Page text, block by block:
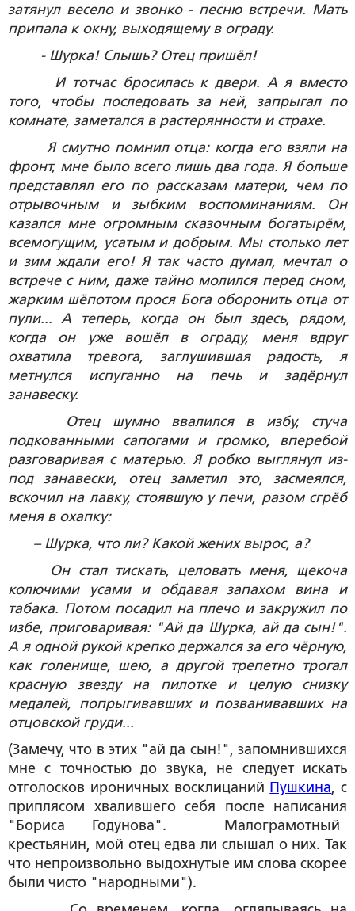
затянул весело и звонко - песню встречи. Мать
припала к окну, выходящему в ограду.
- Шурка! Слышь? Отец пришёл!
И тотчас бросилась к двери. А я вместо
того, чтобы последовать за ней, запрыгал по
комнате, заметался в растерянности и страхе.
Я смутно помнил отца: когда его взяли на
фронт, мне было всего лишь два года. Я больше
представлял его по рассказам матери, чем по
отрывочным и зыбким воспоминаниям. Он
казался мне огромным сказочным богатырём,
всемогущим, усатым и добрым. Мы столько лет
и зим ждали его! Я так часто думал, мечтал о
встрече с ним, даже тайно молился перед сном,
жарким шёпотом прося Бога оборонить отца от
пули... А теперь, когда он был здесь,
рядом,
когда он уже вошёл в ограду, меня вдруг
охватила тревога, заглушившая радость, я
метнулся испуганно на печь и задёрнул
занавеску.
Отец шумно ввалился в избу, стуча
подкованными сапогами и громко, вперебой
разговаривая с матерью. Я робко выглянул из-
под занавески, отец заметил это, засмеялся,
вскочил на лавку, стоявшую у печи, разом сгрёб
меня в охапку:
– Шурка, что ли? Какой жених вырос, а?
Он стал тискать, целовать меня, щекоча
колючими усами и обдавая запахом вина и
табака. Потом посадил на плечо и закружил по
избе, приговаривая: "Ай да Шурка, ай да сын!".
А я одной рукой крепко держался за его чёрную,
как голенище, шею, а другой трепетно трогал
красную звезду на пилотке и целую снизку
медалей, попрыгивавших и позванивавших на
отцовской груди...
(Замечу, что в этих "ай да сын!", запомнившихся
мне с точностью до звука, не следует искать
отголосков ироничных восклицаний Пушкина, с
приплясом хвалившего себя после написания
"Бориса Годунова". Малограмотный
крестьянин, мой отец едва ли слышал о них. Так
что непроизвольно выдохнутые им слова скорее
были чисто "народными").